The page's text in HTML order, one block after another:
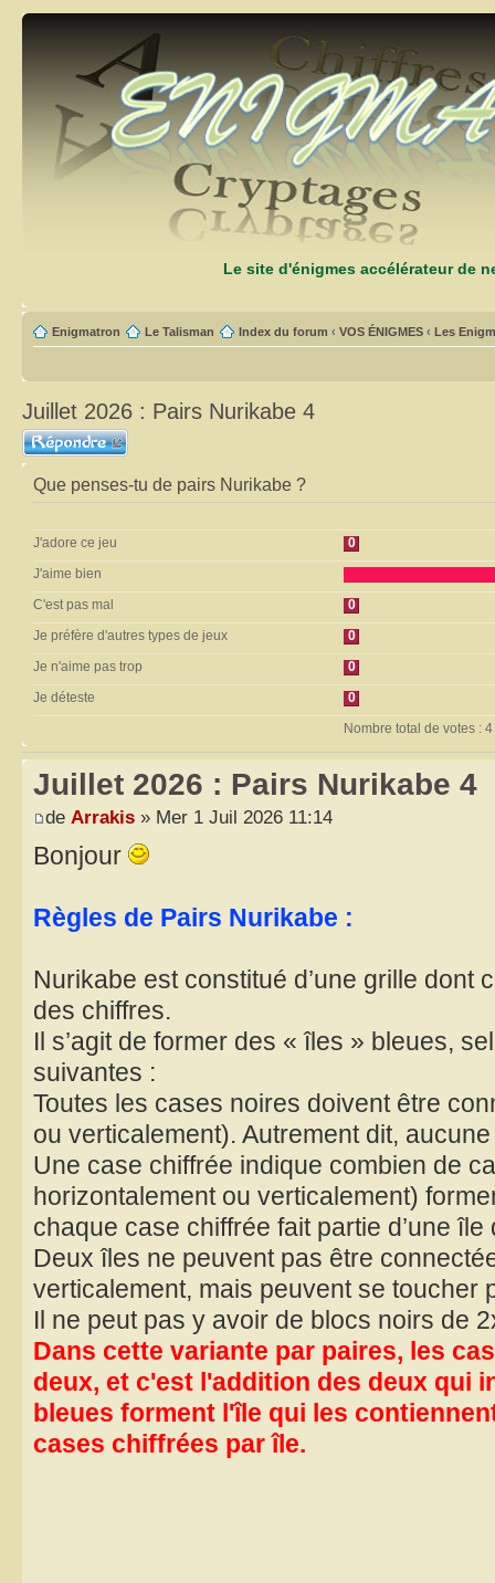
Le site d'énigmes accélérateur de
Enigmatron Le Talisman Index du forum ‹ VOS ÉNIGMES ‹ Les
Juillet 2026 : Pairs Nurikabe 4
Répondre
Que penses-tu de pairs Nurikabe ?
J'adore ce jeu
0
J'aime bien
C'est pas mal
0
Je préfère d'autres types de jeux
0
Je n'aime pas trop
0
Je déteste
0
Nombre total de votes : 4
Juillet 2026 : Pairs Nurikabe 4
de Arrakis » Mer 1 Juil 2026 11:14
Bonjour
Règles de Pairs Nurikabe :
Nurikabe est constitué d’une grille dont
des chiffres.
Il s’agit de former des « îles » bleues,
suivantes :
Toutes les cases noires doivent être
ou verticalement). Autrement dit,
Une case chiffrée indique combien de
horizontalement ou verticalement)
chaque case chiffrée fait partie d’une île
Deux îles ne peuvent pas être
verticalement, mais peuvent se toucher
Il ne peut pas y avoir de blocs noirs de
Dans cette variante par paires, les
deux, et c'est l'addition des deux qui
bleues forment l'île qui les
cases chiffrées par île.